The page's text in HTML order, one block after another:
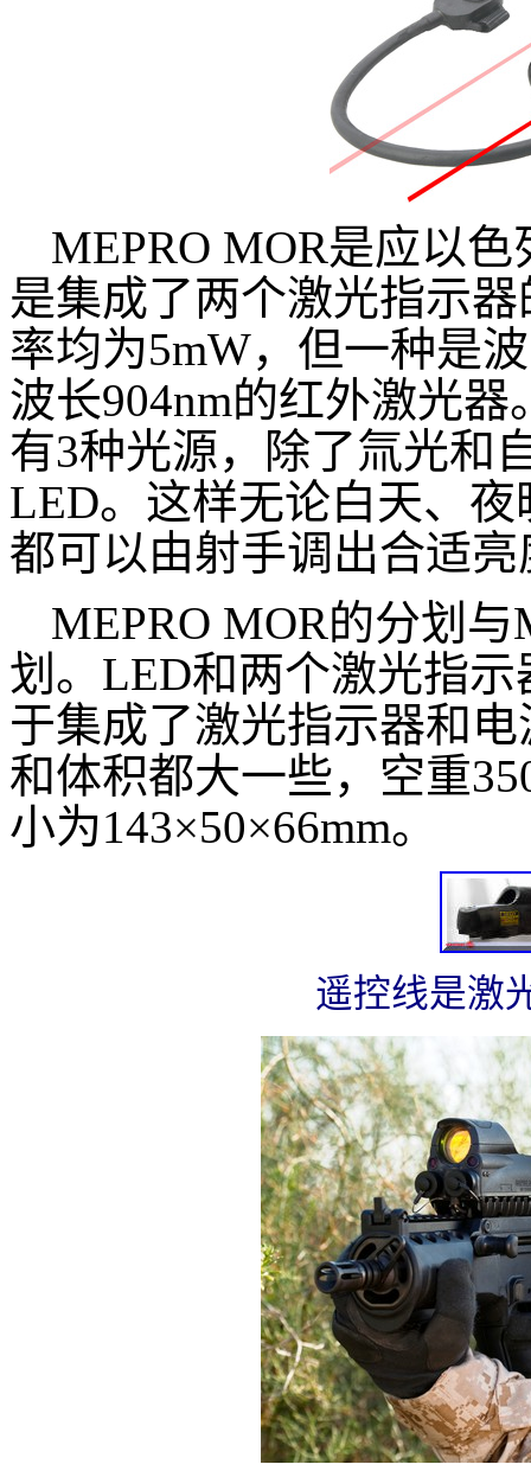
MEPRO MOR是应以
是集成了两个激光指示
率均为5mW，但一种是
波长904nm的红外激光
有3种光源，除了氚光和
LED。这样无论白天、
都可以由射手调出合适
MEPRO MOR的分划
划。LED和两个激光指
于集成了激光指示器和
和体积都大一些，空重
小为143×50×66mm。
遥控线是激